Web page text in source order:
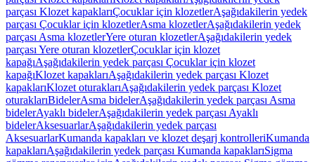
parçası Klozet kapaklarıÇocuklar için klozetlerAşağıdakilerin yedek
parçası Çocuklar için klozetlerAsma klozetlerAşağıdakilerin yedek
parçası Asma klozetlerYere oturan klozetlerAşağıdakilerin yedek
parçası Yere oturan klozetlerÇocuklar için klozet
kapağıAşağıdakilerin yedek parçası Çocuklar için klozet
kapağıKlozet kapaklarıAşağıdakilerin yedek parçası Klozet
kapaklarıKlozet oturaklarıAşağıdakilerin yedek parçası Klozet
oturaklarıBidelerAsma bidelerAşağıdakilerin yedek parçası Asma
bidelerAyaklı bidelerAşağıdakilerin yedek parçası Ayaklı
bidelerAksesuarlarAşağıdakilerin yedek parçası
AksesuarlarKumanda kapakları ve klozet deşarj kontrolleriKumanda
kapaklarıAşağıdakilerin yedek parçası Kumanda kapaklarıSigma